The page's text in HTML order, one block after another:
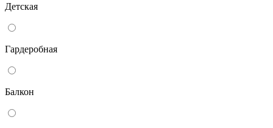
Детская
Гардеробная
Балкон